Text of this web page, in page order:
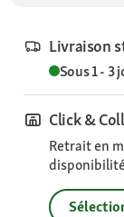
Livraison
Sous 1 - 3
Click &
Retrait en